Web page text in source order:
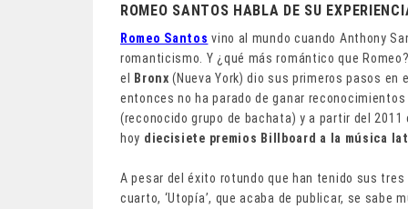
ROMEO SANTOS HABLA DE SU
Romeo Santos vino al mundo cuando Anthony
romanticismo. Y ¿qué más romántico que
el
Bronx(Nueva York) dio sus primeros pasos en
entonces no ha parado de ganar
(reconocido grupo de bachata) y a partir del
hoy diecisiete premios Billboard a la música
A pesar del éxito rotundo que han tenido sus
cuarto, ‘Utopía’, que acaba de publicar, se sabe